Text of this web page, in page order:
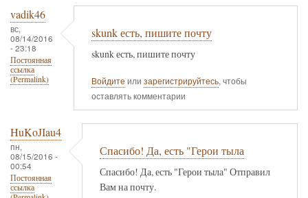
vadik46
вс,
08/14/2016
- 23:18
Постоянная
ссылка
(Permalink)
skunk есть, пишите почту
skunk есть, пишите почту
Войдите или зарегистрируйтесь, чтобы
оставлять комментарии
HuKoJIau4
пн,
08/15/2016 -
00:54
Постоянная
ссылка
Спасибо! Да, есть "Герои тыла
Спасибо! Да, есть "Герои тыла" Отправил
Вам на почту.